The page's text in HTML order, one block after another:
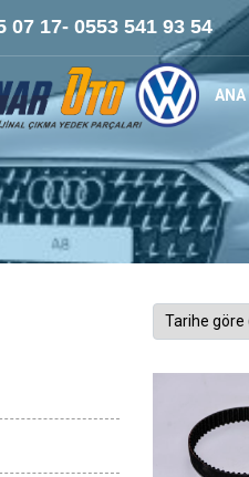
07 17- 0553 541 93 54
VOLKSWAGEN- AUDİ Orijinal
ANA